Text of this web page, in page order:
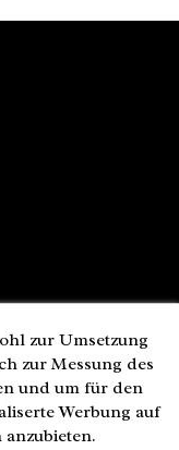
zur Umsetzung
zur Messung des
und um für den
Werbung auf